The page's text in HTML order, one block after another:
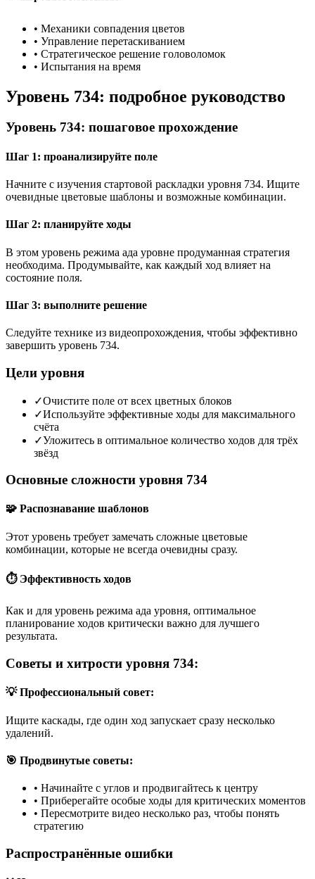
• Механики совпадения цветов
• Управление перетаскиванием
• Стратегическое решение головоломок
• Испытания на время
Уровень 734: подробное руководство
Уровень 734: пошаговое прохождение
Шаг 1: проанализируйте поле
Начните с изучения стартовой раскладки уровня 734. Ищите
очевидные цветовые шаблоны и возможные комбинации.
Шаг 2: планируйте ходы
В этом уровень режима ада уровне продуманная стратегия
необходима. Продумывайте, как каждый ход влияет на
состояние поля.
Шаг 3: выполните решение
Следуйте технике из видеопрохождения, чтобы эффективно
завершить уровень 734.
Цели уровня
✓Очистите поле от всех цветных блоков
✓Используйте эффективные ходы для максимального
счёта
✓Уложитесь в оптимальное количество ходов для трёх
звёзд
Основные сложности уровня 734
🧩 Распознавание шаблонов
Этот уровень требует замечать сложные цветовые
комбинации, которые не всегда очевидны сразу.
⏱️ Эффективность ходов
Как и для уровень режима ада уровня, оптимальное
планирование ходов критически важно для лучшего
результата.
Советы и хитрости уровня 734:
💡 Профессиональный совет:
Ищите каскады, где один ход запускает сразу несколько
удалений.
🎯 Продвинутые советы:
• Начинайте с углов и продвигайтесь к центру
• Приберегайте особые ходы для критических моментов
• Пересмотрите видео несколько раз, чтобы понять
стратегию
Распространённые ошибки